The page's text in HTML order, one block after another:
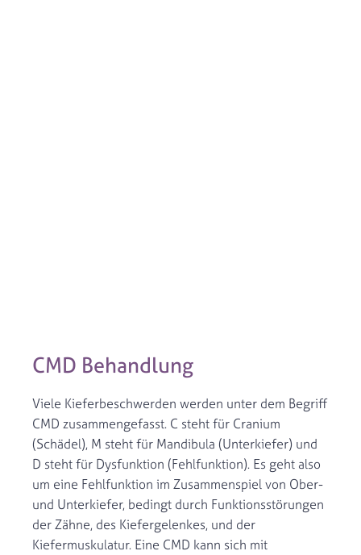
CMD Behandlung
Viele Kieferbeschwerden werden unter dem Begriff
CMD zusammengefasst. C steht für Cranium
(Schädel), M steht für Mandibula (Unterkiefer) und
D steht für Dysfunktion (Fehlfunktion). Es geht also
um eine Fehlfunktion im Zusammenspiel von Ober-
und Unterkiefer, bedingt durch Funktionsstörungen
der Zähne, des Kiefergelenkes, und der
Kiefermuskulatur. Eine CMD kann sich mit